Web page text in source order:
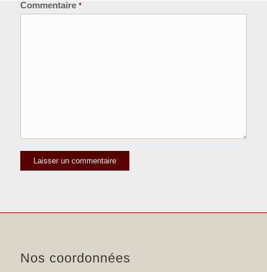
Commentaire *
Nos coordonnées